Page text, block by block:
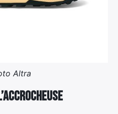
Altra